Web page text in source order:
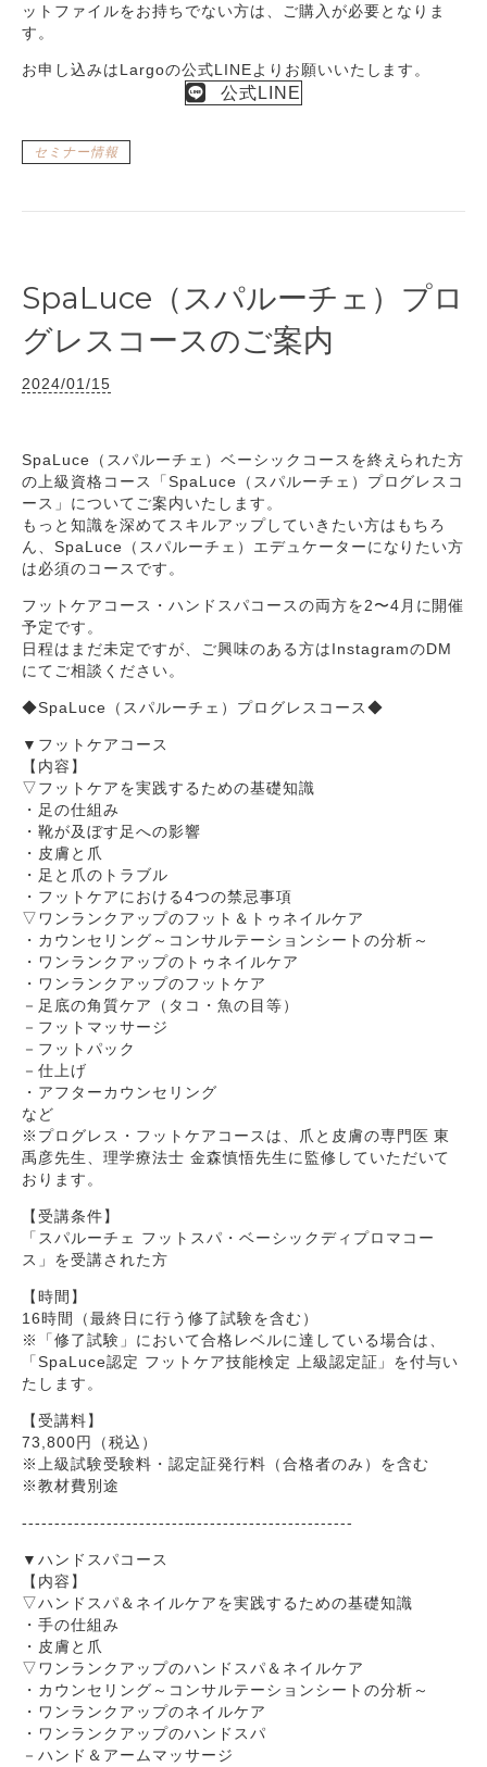
ットファイルをお持ちでない方は、ご購入が必要となりま
す。
お申し込みはLargoの公式LINEよりお願いいたします。
公式LINE
セミナー情報
SpaLuce（スパルーチェ）プロ
グレスコースのご案内
2024/01/15
SpaLuce（スパルーチェ）ベーシックコースを終えられた方
の上級資格コース「SpaLuce（スパルーチェ）プログレスコ
ース」についてご案内いたします。
もっと知識を深めてスキルアップしていきたい方はもちろ
ん、SpaLuce（スパルーチェ）エデュケーターになりたい方
は必須のコースです。
フットケアコース・ハンドスパコースの両方を2〜4月に開催
予定です。
日程はまだ未定ですが、ご興味のある方はInstagramのDM
にてご相談ください。
◆SpaLuce（スパルーチェ）プログレスコース◆
▼フットケアコース
【内容】
▽フットケアを実践するための基礎知識
・足の仕組み
・靴が及ぼす足への影響
・皮膚と爪
・足と爪のトラブル
・フットケアにおける4つの禁忌事項
▽ワンランクアップのフット＆トゥネイルケア
・カウンセリング～コンサルテーションシートの分析～
・ワンランクアップのトゥネイルケア
・ワンランクアップのフットケア
－足底の角質ケア（タコ・魚の目等）
－フットマッサージ
－フットパック
－仕上げ
・アフターカウンセリング
など
※プログレス・フットケアコースは、爪と皮膚の専門医 東
禹彦先生、理学療法士 金森慎悟先生に監修していただいて
おります。
【受講条件】
「スパルーチェ フットスパ・ベーシックディプロマコー
ス」を受講された方
【時間】
16時間（最終日に行う修了試験を含む）
※「修了試験」において合格レベルに達している場合は、
「SpaLuce認定 フットケア技能検定 上級認定証」を付与い
たします。
【受講料】
73,800円（税込）
※上級試験受験料・認定証発行料（合格者のみ）を含む
※教材費別途
---------------------------------------------------
▼ハンドスパコース
【内容】
▽ハンドスパ＆ネイルケアを実践するための基礎知識
・手の仕組み
・皮膚と爪
▽ワンランクアップのハンドスパ＆ネイルケア
・カウンセリング～コンサルテーションシートの分析～
・ワンランクアップのネイルケア
・ワンランクアップのハンドスパ
－ハンド＆アームマッサージ